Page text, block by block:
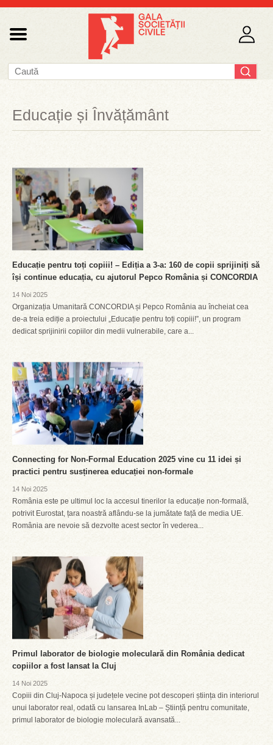
Educație și Învățământ
Educație pentru toți copiii! – Ediția a 3-a: 160 de copii sprijiniți să
își continue educația, cu ajutorul Pepco România și CONCORDIA
14 Noi 2025
Organizația Umanitară CONCORDIA și Pepco România au încheiat cea
de-a treia ediție a proiectului „Educație pentru toți copiii!”, un program
dedicat sprijinirii copiilor din medii vulnerabile, care a...
Connecting for Non-Formal Education 2025 vine cu 11 idei și
practici pentru susținerea educației non-formale
14 Noi 2025
România este pe ultimul loc la accesul tinerilor la educație non-formală,
potrivit Eurostat, țara noastră aflându-se la jumătate față de media UE.
România are nevoie să dezvolte acest sector în vederea...
Primul laborator de biologie moleculară din România dedicat
copiilor a fost lansat la Cluj
14 Noi 2025
Copiii din Cluj-Napoca și județele vecine pot descoperi știința din interiorul
unui laborator real, odată cu lansarea InLab – Știință pentru comunitate,
primul laborator de biologie moleculară avansată...